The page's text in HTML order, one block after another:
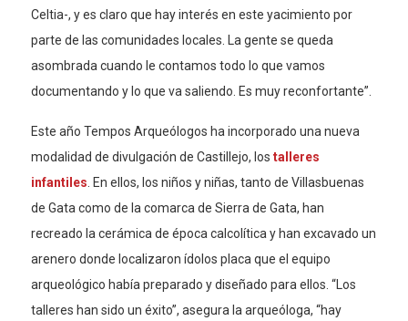
Celtia-, y es claro que hay interés en este yacimiento por
parte de las comunidades locales. La gente se queda
asombrada cuando le contamos todo lo que vamos
documentando y lo que va saliendo. Es muy reconfortante”.
Este año Tempos Arqueólogos ha incorporado una nueva
modalidad de divulgación de Castillejo, los talleres
infantiles . En ellos, los niños y niñas, tanto de Villasbuenas
de Gata como de la comarca de Sierra de Gata, han
recreado la cerámica de época calcolítica y han excavado un
arenero donde localizaron ídolos placa que el equipo
arqueológico había preparado y diseñado para ellos. “Los
talleres han sido un éxito”, asegura la arqueóloga, “hay